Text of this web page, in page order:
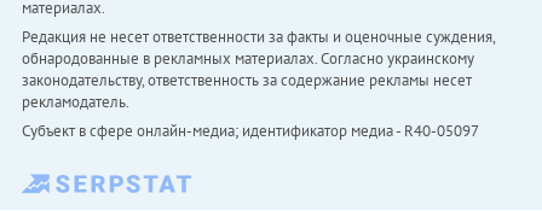
материалах.
Редакция не несет ответственности за факты и оценочные суждения,
обнародованные в рекламных материалах. Согласно украинскому
законодательству, ответственность за содержание рекламы несет
рекламодатель.
Субъект в сфере онлайн-медиа; идентификатор медиа - R40-05097